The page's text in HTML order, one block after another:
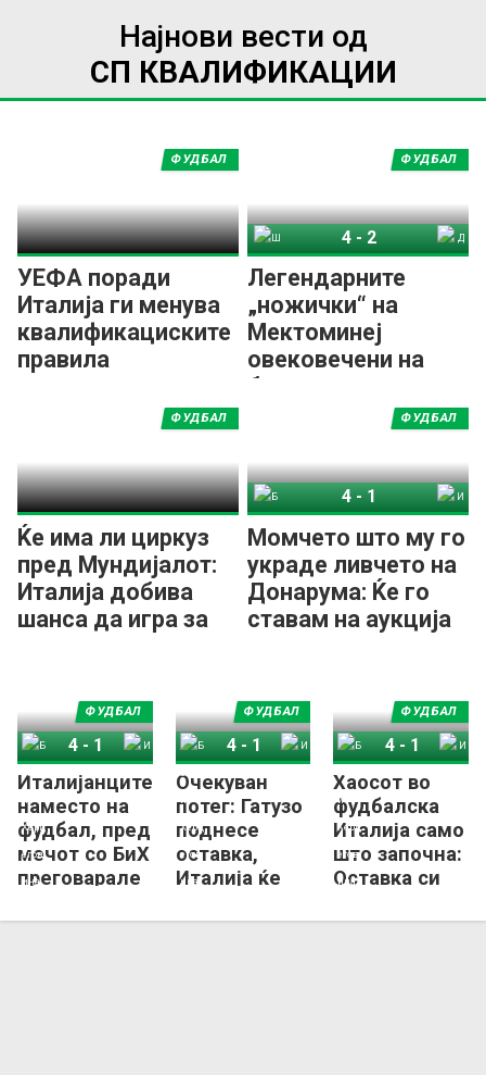
Најнови вести од
СП КВАЛИФИКАЦИИ
УЕФА поради
Италија ги менува
квалификациските
правила
ФУДБАЛ
Легендарните
„ножички“ на
Мектоминеј
овековечени на
банкнота од
дваесет фунти!
ФУДБАЛ
4 - 2
Ќе има ли циркуз
пред Мундијалот:
Италија добива
шанса да игра за
ФУДБАЛ
Момчето што му го
украде ливчето на
Донарума: Ќе го
ставам на аукција
ФУДБАЛ
4-1
Италијанците
наместо на
фудбал, пред
мечот со БиХ
преговарале
ФУДБАЛ
Босна и Херцеговина
4 - 1
Италија
Очекуван
потег: Гатузо
поднесе
оставка,
Италија ќе
селектор!
ФУДБАЛ
Босна и Херцеговина
4- 1
Хаосот во
фудбалска
Италија само
што започна:
Оставка си
Буфон!
ФУДБАЛ
Босна и Херцеговина
4- 1